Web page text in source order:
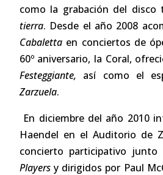
como la grabación del
tierra. Desde el año 2008
Cabalettaen conciertos de
60º aniversario, la Coral,
Festeggiante, así como el
Zarzuela.
En diciembre del año 2010
Haendel en el Auditorio de
concierto participativo junto
Playersy dirigidos por Paul